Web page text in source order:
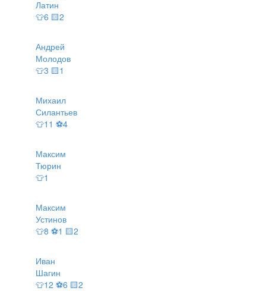
Латин
👕6 🟨2
Андрей
Молодов
👕3 🟨1
Михаил
Силантьев
👕11 ⚽4
Максим
Тюрин
👕1
Максим
Устинов
👕8 ⚽1 🟨2
Иван
Шагин
👕12 ⚽6 🟨2